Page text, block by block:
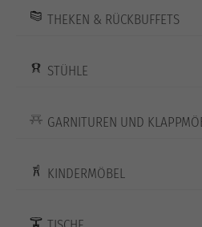
THEKEN & RÜCKBUFFETS
STÜHLE
GARNITUREN UND
KINDERMÖBEL